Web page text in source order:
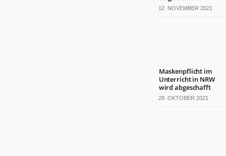
12. NOVEMBER 2021
Maskenpflicht im
Unterricht in NRW
wird abgeschafft
28. OKTOBER 2021